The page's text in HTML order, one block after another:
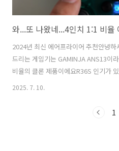
2024년 최신 에어프라이어 추천안녕
드리는 게임기는 GAMINJA ANS13이
비율의 클론 제품이에요R36S 인기가
엄청 나오고 있습니다제가 전에 소개해
에요 GAMINJA ANS13은 RK3326칩
2025. 7. 10.
1